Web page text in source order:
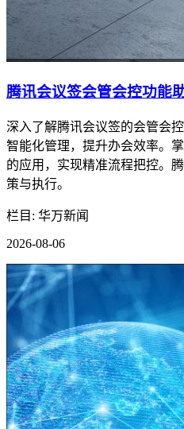
腾讯会议签会管会控功能
深入了解腾讯会议签的会管会
智能化管理，提升办会效率。
的应用，实现精准流程把控。
策与执行。
栏目: 华万新闻
2026-08-06